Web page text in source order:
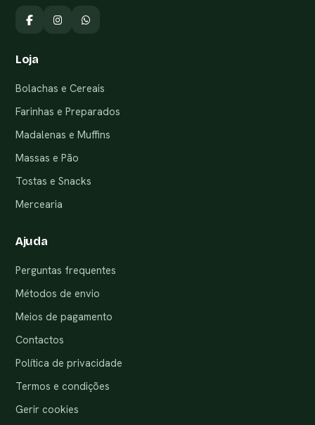
Loja
Bolachas e Cereais
Farinhas e Preparados
Madalenas e Muffins
Massas e Pão
Tostas e Snacks
Mercearia
Ajuda
Perguntas frequentes
Métodos de envio
Meios de pagamento
Contactos
Política de privacidade
Termos e condições
Gerir cookies